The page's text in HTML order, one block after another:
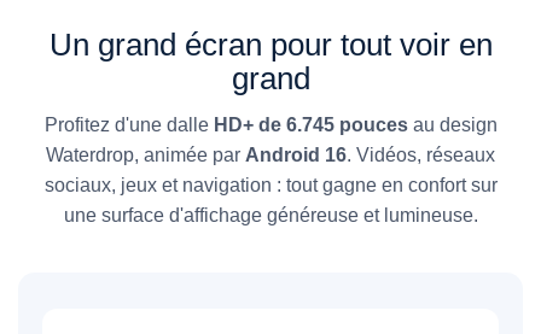
Un grand écran pour tout voir en
grand
Profitez d'une dalle HD+ de 6.745 poucesau design
Waterdrop, animée par Android 16. Vidéos, réseaux
sociaux, jeux et navigation : tout gagne en confort sur
une surface d'affichage généreuse et lumineuse.